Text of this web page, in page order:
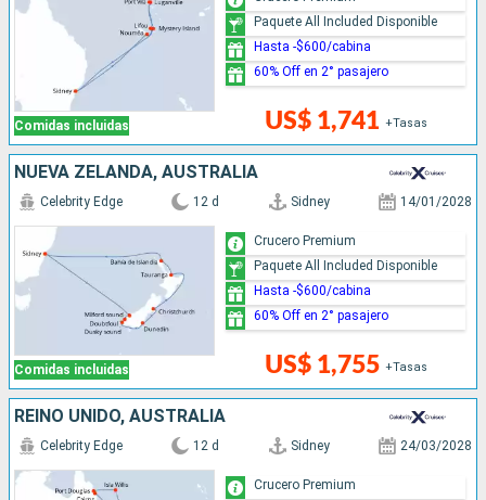
Comidas incluidas US$ 1,741 +Tasas
Paquete All Included Disponible
Hasta -$600/cabina
60% Off en 2° pasajero
NUEVA ZELANDA, AUSTRALIA
Comidas incluidas
Celebrity Edge 12 d Sidney 14/01/2028
US$ 1,755 +Tasas
Crucero Premium
Paquete All Included Disponible
Hasta -$600/cabina
60% Off en 2° pasajero
REINO UNIDO, AUSTRALIA
Celebrity Edge 12 d Sidney 24/03/2028
Crucero Premium